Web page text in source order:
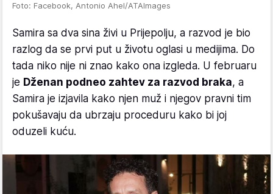
Foto: Facebook, Antonio Ahel/ATAImages
Samira sa dva sina živi u Prijepolju, a razvod je bio
razlog da se prvi put u životu oglasi u medijima. Do
tada niko nije ni znao kako ona izgleda. U februaru
je Dženan podneo zahtev za razvod braka, a
Samira je izjavila kako njen muž i njegov pravni tim
pokušavaju da ubrzaju proceduru kako bi joj
oduzeli kuću.